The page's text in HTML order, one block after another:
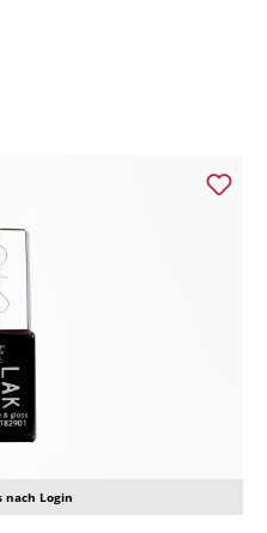
nach Login